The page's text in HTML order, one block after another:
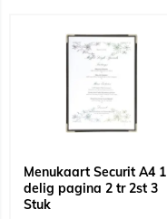
Menukaart Securit A4 1
delig pagina 2 tr 2st 3
Stuk